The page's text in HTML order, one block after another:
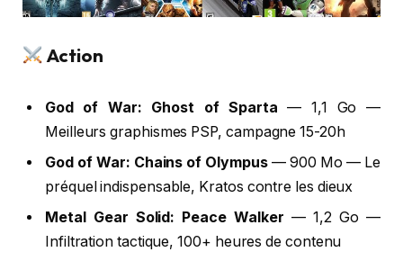
Action
God of War: Ghost of Sparta — 1,1 Go —
Meilleurs graphismes PSP, campagne 15-20h
God of War: Chains of Olympus— 900 Mo — Le
préquel indispensable, Kratos contre les dieux
Metal Gear Solid: Peace Walker — 1,2 Go —
Infiltration tactique, 100+ heures de contenu